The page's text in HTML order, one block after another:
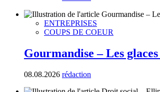
ENTREPRISES
COUPS DE COEUR
Gourmandise – Les
08.08.2026 rédaction